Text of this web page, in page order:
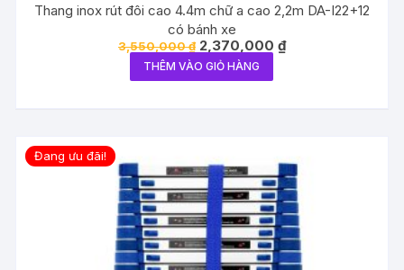
Thang inox rút đôi cao 4.4m chữ a cao 2,2m DA-I22+12
có bánh xe
3,550,000₫ Giá
gốc
là:
3,550,000 ₫.
2,370,000 ₫Giá
hiện
THÊM VÀO GIỎ HÀNG
Đang ưu đãi!